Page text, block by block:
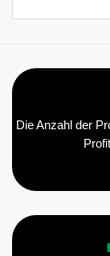
Die Anzahl der